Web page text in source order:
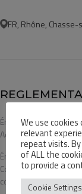
FR, Rhône,
Énergie - Référence
Ademe
Énergie -
Consommation
conventionnelle
We use
relevant
repeat visits. By
of ALL the
to provide a
Cookie Settings